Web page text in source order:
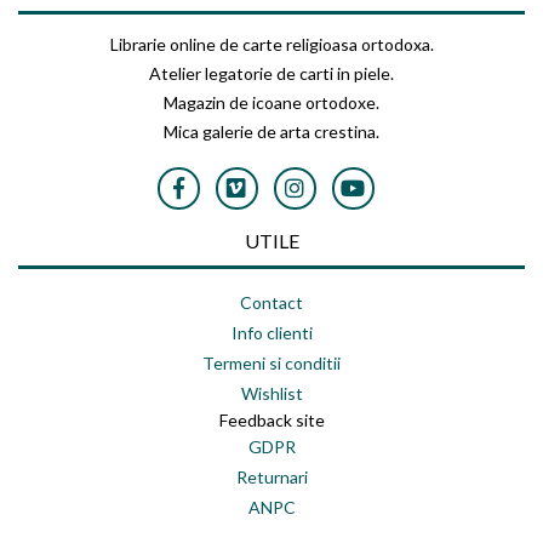
Librarie online de carte religioasa ortodoxa.
Atelier legatorie de carti in piele.
Magazin de icoane ortodoxe.
Mica galerie de arta crestina.
UTILE
Contact
Info clienti
Termeni si conditii
Wishlist
Feedback site
GDPR
Returnari
ANPC